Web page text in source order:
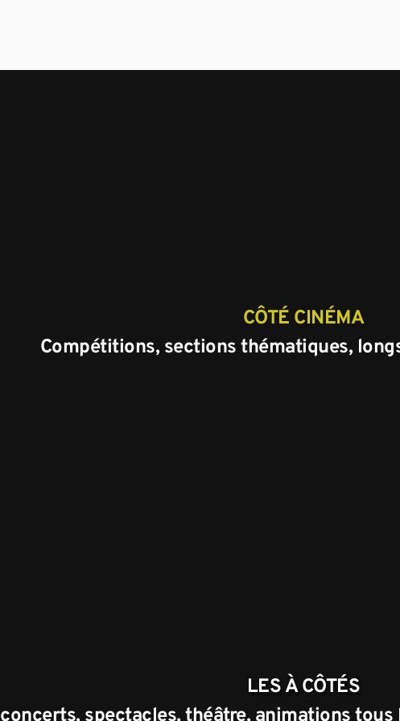
CÔTÉ CINÉMA
Compétitions, sections thématiques,
LES À CÔTÉS